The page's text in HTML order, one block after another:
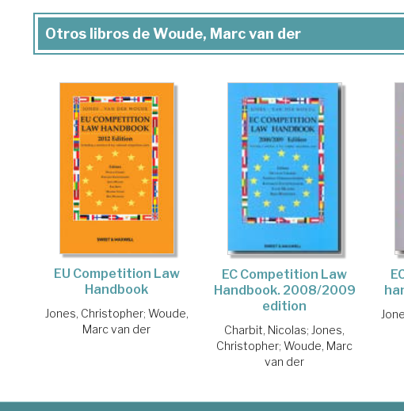
Otros libros de Woude, Marc van der
EU Competition Law
Handbook
Jones, Christopher; Woude,
Marc van der
EC Competition Law
Handbook. 2008/2009
edition
Charbit, Nicolas; Jones,
Christopher;Woude, Marc
van der